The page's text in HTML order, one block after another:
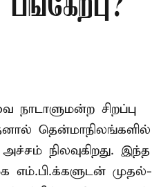
சிறப்பு
தென்மாநிலங்களில்
நிலவுகிறது. இந்த
எம்.பி.க்களுடன் முதல்-